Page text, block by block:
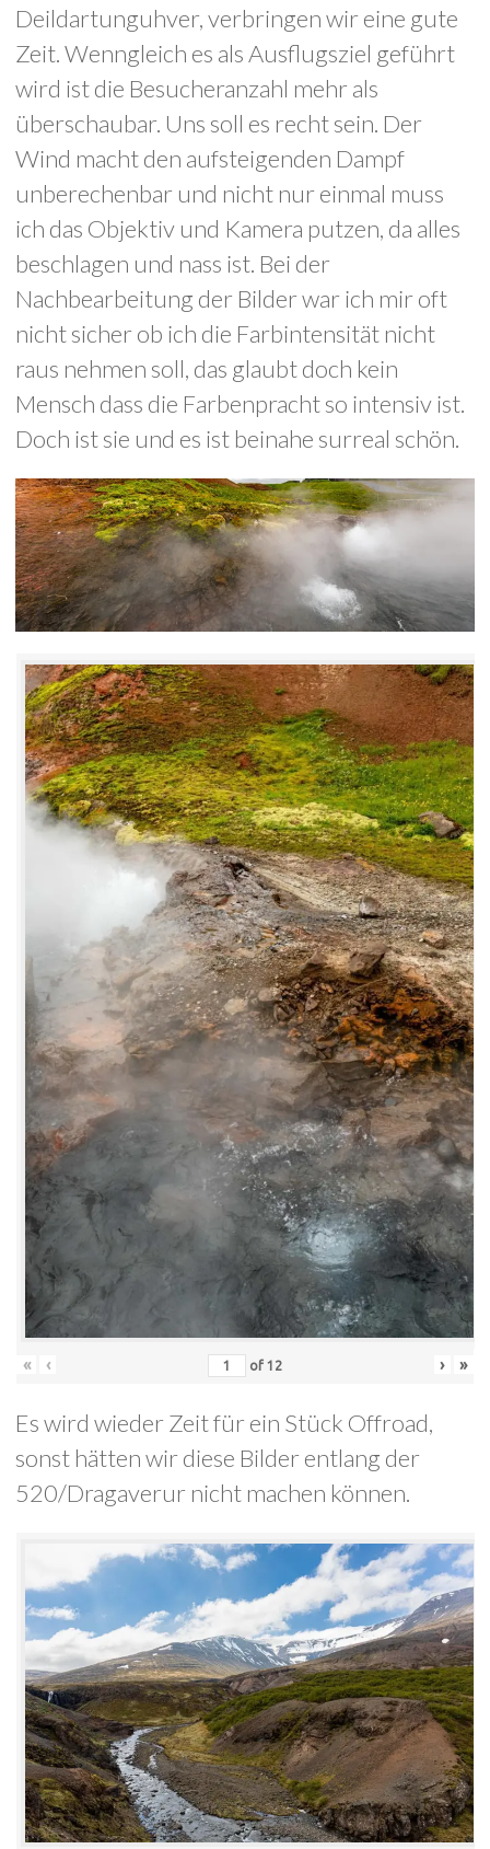
Deildartunguhver, verbringen wir eine gute
Zeit. Wenngleich es als Ausflugsziel geführt
wird ist die Besucheranzahl mehr als
überschaubar. Uns soll es recht sein. Der
Wind macht den aufsteigenden Dampf
unberechenbar und nicht nur einmal muss
ich das Objektiv und Kamera putzen, da alles
beschlagen und nass ist. Bei der
Nachbearbeitung der Bilder war ich mir oft
nicht sicher ob ich die Farbintensität nicht
raus nehmen soll, das glaubt doch kein
Mensch dass die Farbenpracht so intensiv ist.
Doch ist sie und es ist beinahe surreal schön.
« ‹ of 12 › »
Es wird wieder Zeit für ein Stück Offroad,
sonst hätten wir diese Bilder entlang der
520/Dragaverur nicht machen können.